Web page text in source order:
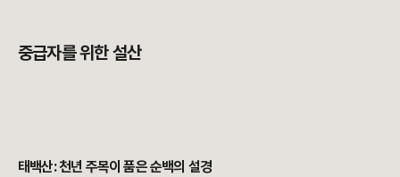
중급자를 위한 설산
태백산: 천년 주목이 품은 순백의 설경